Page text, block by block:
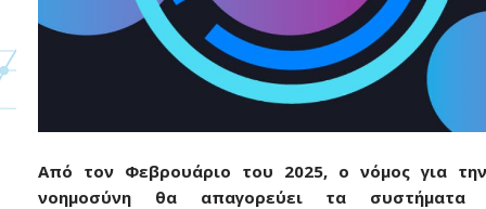
Από τον Φεβρουάριο του 2025, ο νόμος για
νοημοσύνη θα απαγορεύει τα συστήματα